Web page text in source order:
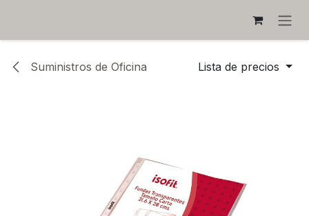
Suministros de Oficina Lista de precios